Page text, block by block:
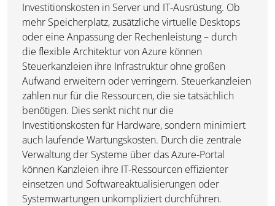
Investitionskosten in Server und IT-Ausrüstung. Ob
mehr Speicherplatz, zusätzliche virtuelle Desktops
oder eine Anpassung der Rechenleistung – durch
die flexible Architektur von Azure können
Steuerkanzleien ihre Infrastruktur ohne großen
Aufwand erweitern oder verringern. Steuerkanzleien
zahlen nur für die Ressourcen, die sie tatsächlich
benötigen. Dies senkt nicht nur die
Investitionskosten für Hardware, sondern minimiert
auch laufende Wartungskosten. Durch die zentrale
Verwaltung der Systeme über das Azure-Portal
können Kanzleien ihre IT-Ressourcen effizienter
einsetzen und Softwareaktualisierungen oder
Systemwartungen unkompliziert durchführen.